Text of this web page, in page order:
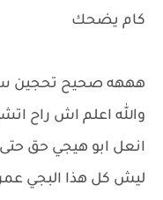
كام يضحك
هههه صحيح تحجين
والله اعلم اش راح
انعل ابو هيجي حق حتى
ليش كل هذا البجي